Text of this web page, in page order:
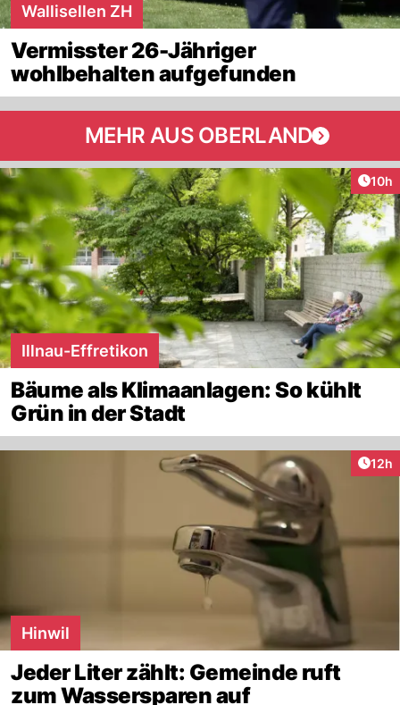
Wallisellen ZH
Vermisster 26-Jähriger
wohlbehalten aufgefunden
MEHR AUS OBERLAND
10h
Illnau-Effretikon
Bäume als Klimaanlagen: So kühlt
Grün in der Stadt
12h
Hinwil
Jeder Liter zählt: Gemeinde ruft
zum Wassersparen auf